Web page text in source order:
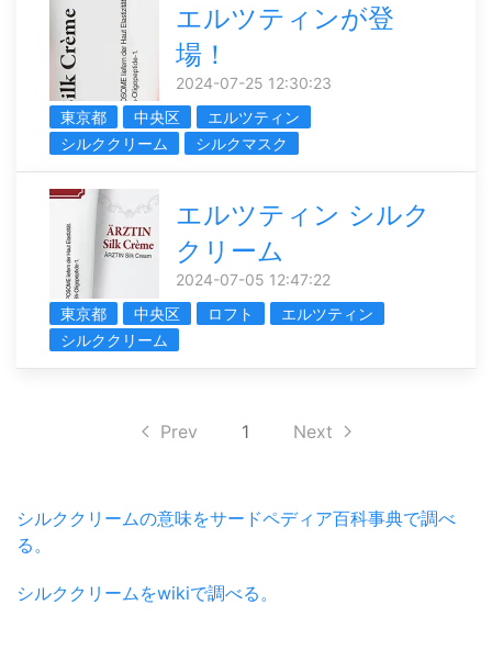
エルツティンが登
場！
2024-07-25 12:30:23
東京都
中央区
エルツティン
シルククリーム
シルクマスク
エルツティン シルク
クリーム
2024-07-05 12:47:22
東京都
中央区 ロフト
エルツティン
シルククリーム
Prev 1 Next
シルククリームの意味をサードペディア百科事典で調べ
る。
シルククリームをwikiで調べる。